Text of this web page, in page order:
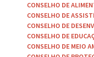
CONSELHO DE
CONSELHO DE
CONSELHO DE
CONSELHO DE
CONSELHO DE MEIO